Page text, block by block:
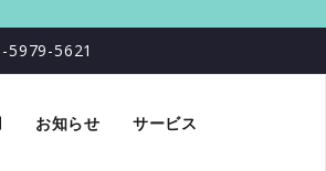
5979-5621
お知らせ サービス